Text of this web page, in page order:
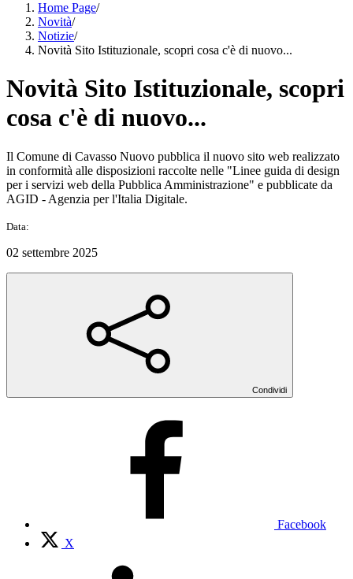
Home Page/
Novità/
Notizie/
Novità Sito Istituzionale, scopri cosa c'è di nuovo...
Novità Sito Istituzionale, scopri
cosa c'è di nuovo...
Il Comune di Cavasso Nuovo pubblica il nuovo sito web realizzato
in conformità alle disposizioni raccolte nelle "Linee guida di design
per i servizi web della Pubblica Amministrazione" e pubblicate da
AGID - Agenzia per l'Italia Digitale.
Data:
02 settembre 2025
Condividi
Facebook
X